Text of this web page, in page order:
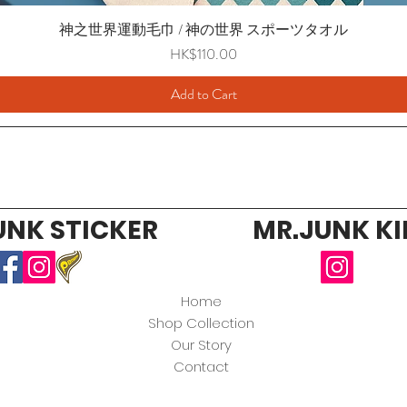
神之世界運動毛巾 / 神の世界 スポーツタオル
Price
HK$110.00
Add to Cart
STICKER MR.JUNK
Home
Shop Collection
Our Story
Contact